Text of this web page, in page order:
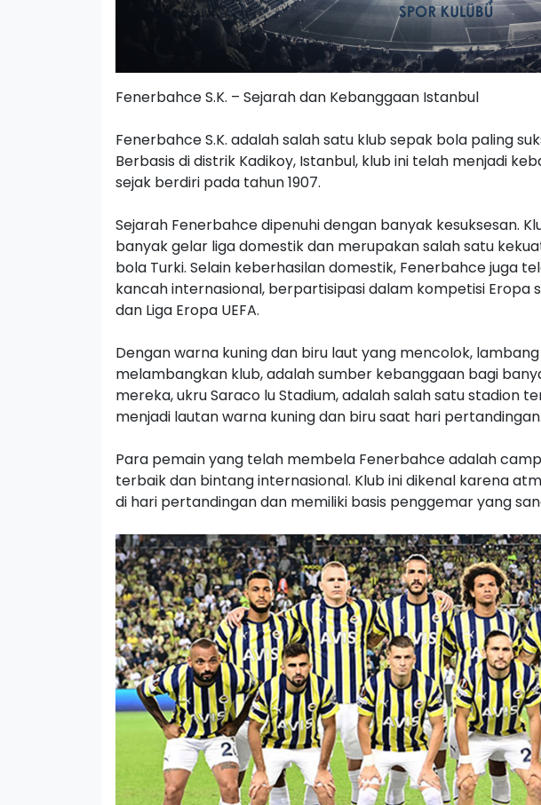
Fenerbahce S.K. – Sejarah dan Kebanggaan Istanbul
Fenerbahce S.K. adalah salah satu klub sepak bola paling
Berbasis di distrik Kadikoy, Istanbul, klub ini telah menjadi
sejak berdiri pada tahun 1907.
Sejarah Fenerbahce dipenuhi dengan banyak kesuksesan.
banyak gelar liga domestik dan merupakan salah satu
bola Turki. Selain keberhasilan domestik, Fenerbahce juga
kancah internasional, berpartisipasi dalam kompetisi Eropa
dan Liga Eropa UEFA.
Dengan warna kuning dan biru laut yang mencolok,
melambangkan klub, adalah sumber kebanggaan bagi
mereka, ukru Saraco lu Stadium, adalah salah satu stadion
menjadi lautan warna kuning dan biru saat hari pertandingan.
Para pemain yang telah membela Fenerbahce adalah
terbaik dan bintang internasional. Klub ini dikenal karena
di hari pertandingan dan memiliki basis penggemar yang